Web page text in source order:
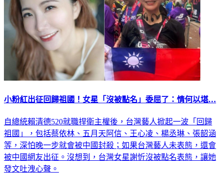
小粉紅出征回歸祖國！女星「沒被點名」委屈了：情何以堪…
自總統賴清德520就職捍衛主權後，台灣藝人掀起一波「回歸
祖國」，包括蔡依林、五月天阿信、王心凌、楊丞琳、張韶涵
等，深怕晚一步就會被中國封殺；如果台灣藝人未表態，還會
被中國網友出征。沒想到，台灣女星謝忻沒被點名表態，讓她
發文吐洩心聲。